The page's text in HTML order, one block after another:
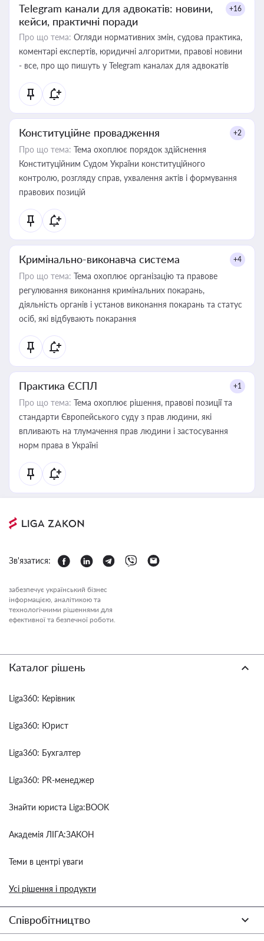
Telegram канали для адвокатів: новини,
кейси, практичні поради
+16
Про що тема: Огляди нормативних змін, судова практика,
коментарі експертів, юридичні алгоритми, правові новини
- все, про що пишуть у Telegram каналах для адвокатів
Конституційне провадження +2
Про що тема: Тема охоплює порядок здійснення
Конституційним Судом України конституційного
контролю, розгляду справ, ухвалення актів і формування
правових позицій
Кримінально-виконавча система +4
Про що тема: Тема охоплює організацію та правове
регулювання виконання кримінальних покарань,
діяльність органів і установ виконання покарань та статус
осіб, які відбувають покарання
Практика ЄСПЛ +1
Про що тема: Тема охоплює рішення, правові позиції та
стандарти Європейського суду з прав людини, які
впливають на тлумачення прав людини і застосування
норм права в Україні
Зв'язатися:
забезпечує український бізнес
інформацією, аналітикою та
технологічними рішеннями для
ефективної та безпечної роботи.
Каталог рішень
Liga360: Керівник
Liga360: Юрист
Liga360: Бухгалтер
Liga360: PR-менеджер
Знайти юриста Liga:BOOK
Академія ЛІГА:ЗАКОН
Теми в центрі уваги
Усі рішення і продукти
Співробітництво